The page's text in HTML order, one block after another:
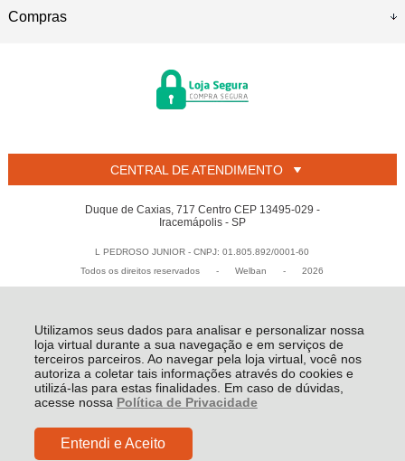
Utilizamos seus dados para analisar e personalizar nossa
loja virtual durante a sua navegação e em serviços de
terceiros parceiros. Ao navegar pela loja virtual, você nos
autoriza a coletar tais informações através do cookies e
utilizá-las para estas finalidades. Em caso de dúvidas,
acesse nossa Política de Privacidade
Entendi e Aceito
Compras
CENTRAL DE ATENDIMENTO
Duque de Caxias, 717 Centro CEP 13495-029 -
Iracemápolis - SP
L PEDROSO JUNIOR - CNPJ: 01.805.892/0001-60
Todos os direitos reservados
- Welban - 2026